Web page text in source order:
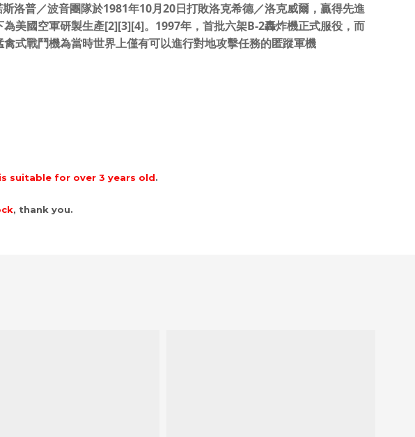
普／波音團隊於1981年10月20日打敗洛克希德／洛克威爾，贏得先進
國空軍研製生產[2][3][4]。1997年，首批六架B-2轟炸機正式服役，而
式戰鬥機為當時世界上僅有可以進行對地攻擊任務的匿蹤軍機
suitable for over 3 years old.
, thank you.